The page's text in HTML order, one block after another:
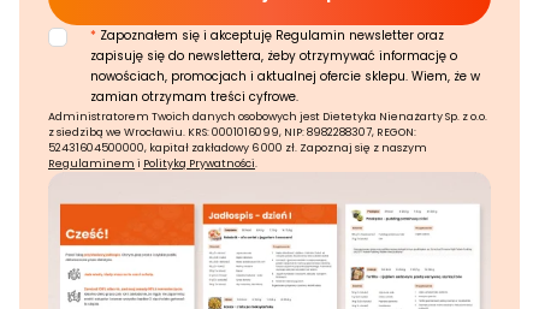
* Zapoznałem się i akceptuję Regulamin newsletter oraz
zapisuję się do newslettera, żeby otrzymywać informację o
nowościach, promocjach i aktualnej ofercie sklepu. Wiem, że w
zamian otrzymam treści cyfrowe.
Administratorem Twoich danych osobowych jest Dietetyka Nienażarty Sp. z o.o.
z siedzibą we Wrocławiu. KRS: 0001016099, NIP: 8982288307, REGON:
52431604500000, kapitał zakładowy 6 000 zł. Zapoznaj się z naszym
Regulaminem i Polityką Prywatności.